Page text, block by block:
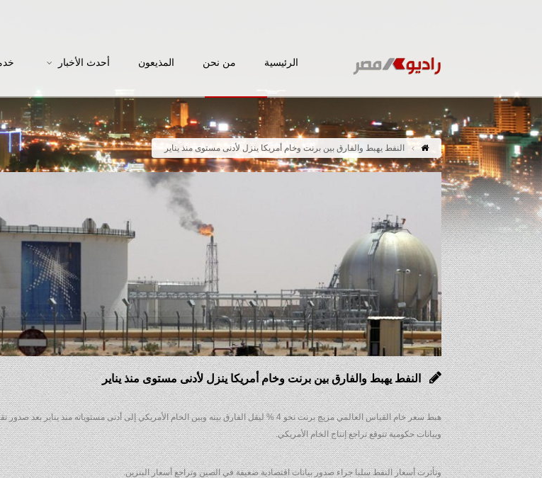
الرئيسية من نحن المذيعون أحدث الأخبار
النفط يهبط والفارق بين برنت وخام أمريكا ينزل لأدنى مستوى منذ يناير
النفط يهبط والفارق بين برنت وخام أمريكا ينزل لأدنى مستوى منذ يناير
هبط سعر خام القياس العالمي مزيج برنت نحو 4 % ليقل الفارق بينه وبين الخام الأمريكي إلى أدنى مستوياته منذ
وبيانات حكومية تتوقع تراجع إنتاج الخام الأمريكي.
وتأثرت أسعار النفط سلبا جراء صدور بيانات اقتصادية ضعيفة في الصين وتراجع أسعار البنزين.